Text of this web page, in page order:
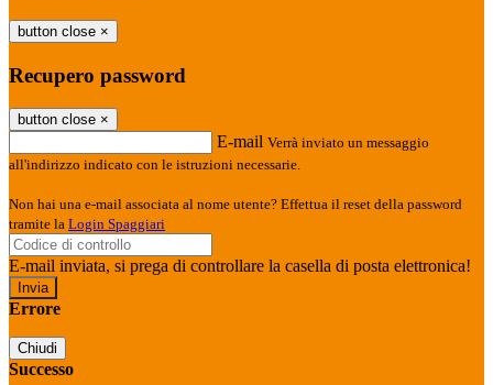
button close ×
Recupero password
button close ×
E-mail Verrà inviato un messaggio
all'indirizzo indicato con le istruzioni necessarie.
Non hai una e-mail associata al nome utente? Effettua il reset della password
tramite la Login Spaggiari
E-mail inviata, si prega di controllare la casella di posta elettronica!
Errore
Chiudi
Successo